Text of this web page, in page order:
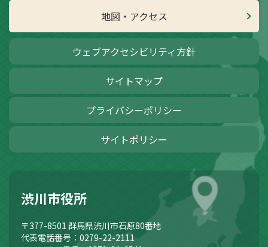
地図・アクセス
ウェブアクセシビリティ方針
サイトマップ
プライバシーポリシー
サイトポリシー
渋川市役所
〒377-8501 群馬県渋川市石原80番地
代表電話番号：0279-22-2111